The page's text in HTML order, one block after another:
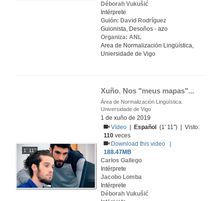
Déborah Vukušić
Intérprete
Guión: David Rodríguez
Guionista, Desoños - azo
Organiza: ANL
Area de Normalización Lingüística,
Uniersidade de Vigo
1' 11''
Xuño. Nos "meus mapas"...
Área de Normalización Lingüística.
Universidade de Vigo
1 de xuño de 2019
Vídeo
Español
(1' 11'') | Visto:
110 veces
Download this video |
188.47MB
Carlos Gallego
Intérprete
Jacobo Lomba
Intérprete
Déborah Vukušić